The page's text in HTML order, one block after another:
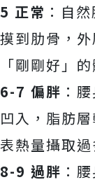
5 正常 ：自
摸到肋骨，
「剛剛好」
6-7 偏胖 ：
凹入，脂肪
表熱量攝取
8-9 過胖 ：